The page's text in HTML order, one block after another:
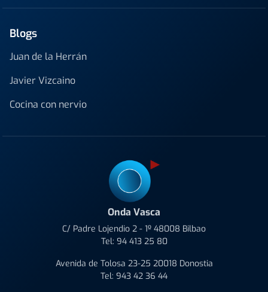
Blogs
Juan de la Herrán
Javier Vizcaino
Cocina con nervio
Onda Vasca
C/ Padre Lojendio 2 - 1º 48008 Bilbao
Tel: 94 413 25 80
Avenida de Tolosa 23-25 20018 Donostia
Tel: 943 42 36 44